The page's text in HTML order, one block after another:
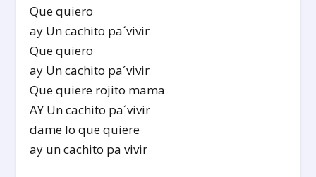
Que quiero
ay Un cachito pa´vivir
Que quiero
ay Un cachito pa´vivir
Que quiere rojito mama
AY Un cachito pa´vivir
dame lo que quiere
ay un cachito pa vivir